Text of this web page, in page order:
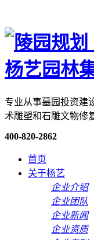
专业从事墓园投资建
术雕塑和石雕文物修
400-820-2862
首页
关于杨艺
企业介绍
企业团队
企业新闻
企业资质